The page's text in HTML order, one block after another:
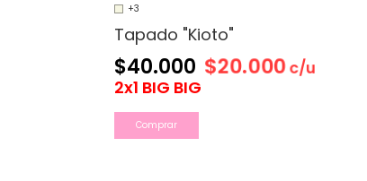
+3
Tapado "Kioto"
$40.000 $20.000c/u
2x1 BIG BIG
Comprar